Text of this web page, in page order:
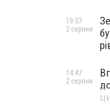
19:37
2 серпня
14:47
2 серпня